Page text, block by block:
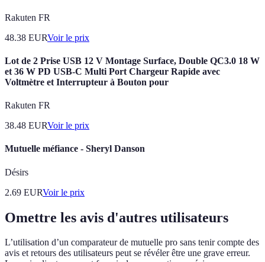
Rakuten FR
48.38 EURVoir le prix
Lot de 2 Prise USB 12 V Montage Surface, Double QC3.0 18 W
et 36 W PD USB-C Multi Port Chargeur Rapide avec
Voltmètre et Interrupteur à Bouton pour
Rakuten FR
38.48 EURVoir le prix
Mutuelle méfiance - Sheryl Danson
Désirs
2.69 EURVoir le prix
Omettre les avis d'autres utilisateurs
L’utilisation d’un comparateur de mutuelle pro sans tenir compte des
avis et retours des utilisateurs peut se révéler être une grave erreur.